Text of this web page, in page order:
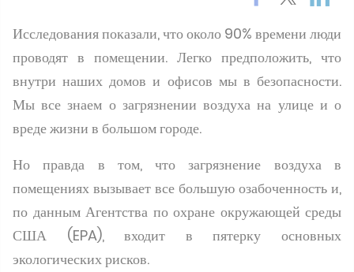
Исследования показали, что около 90% времени люди
проводят в помещении. Легко предположить, что
внутри наших домов и офисов мы в безопасности.
Мы все знаем о загрязнении воздуха на улице и о
вреде жизни в большом городе.
Но правда в том, что загрязнение воздуха в
помещениях вызывает все большую озабоченность и,
по данным Агентства по охране окружающей среды
США (EPA), входит в пятерку основных
экологических рисков.